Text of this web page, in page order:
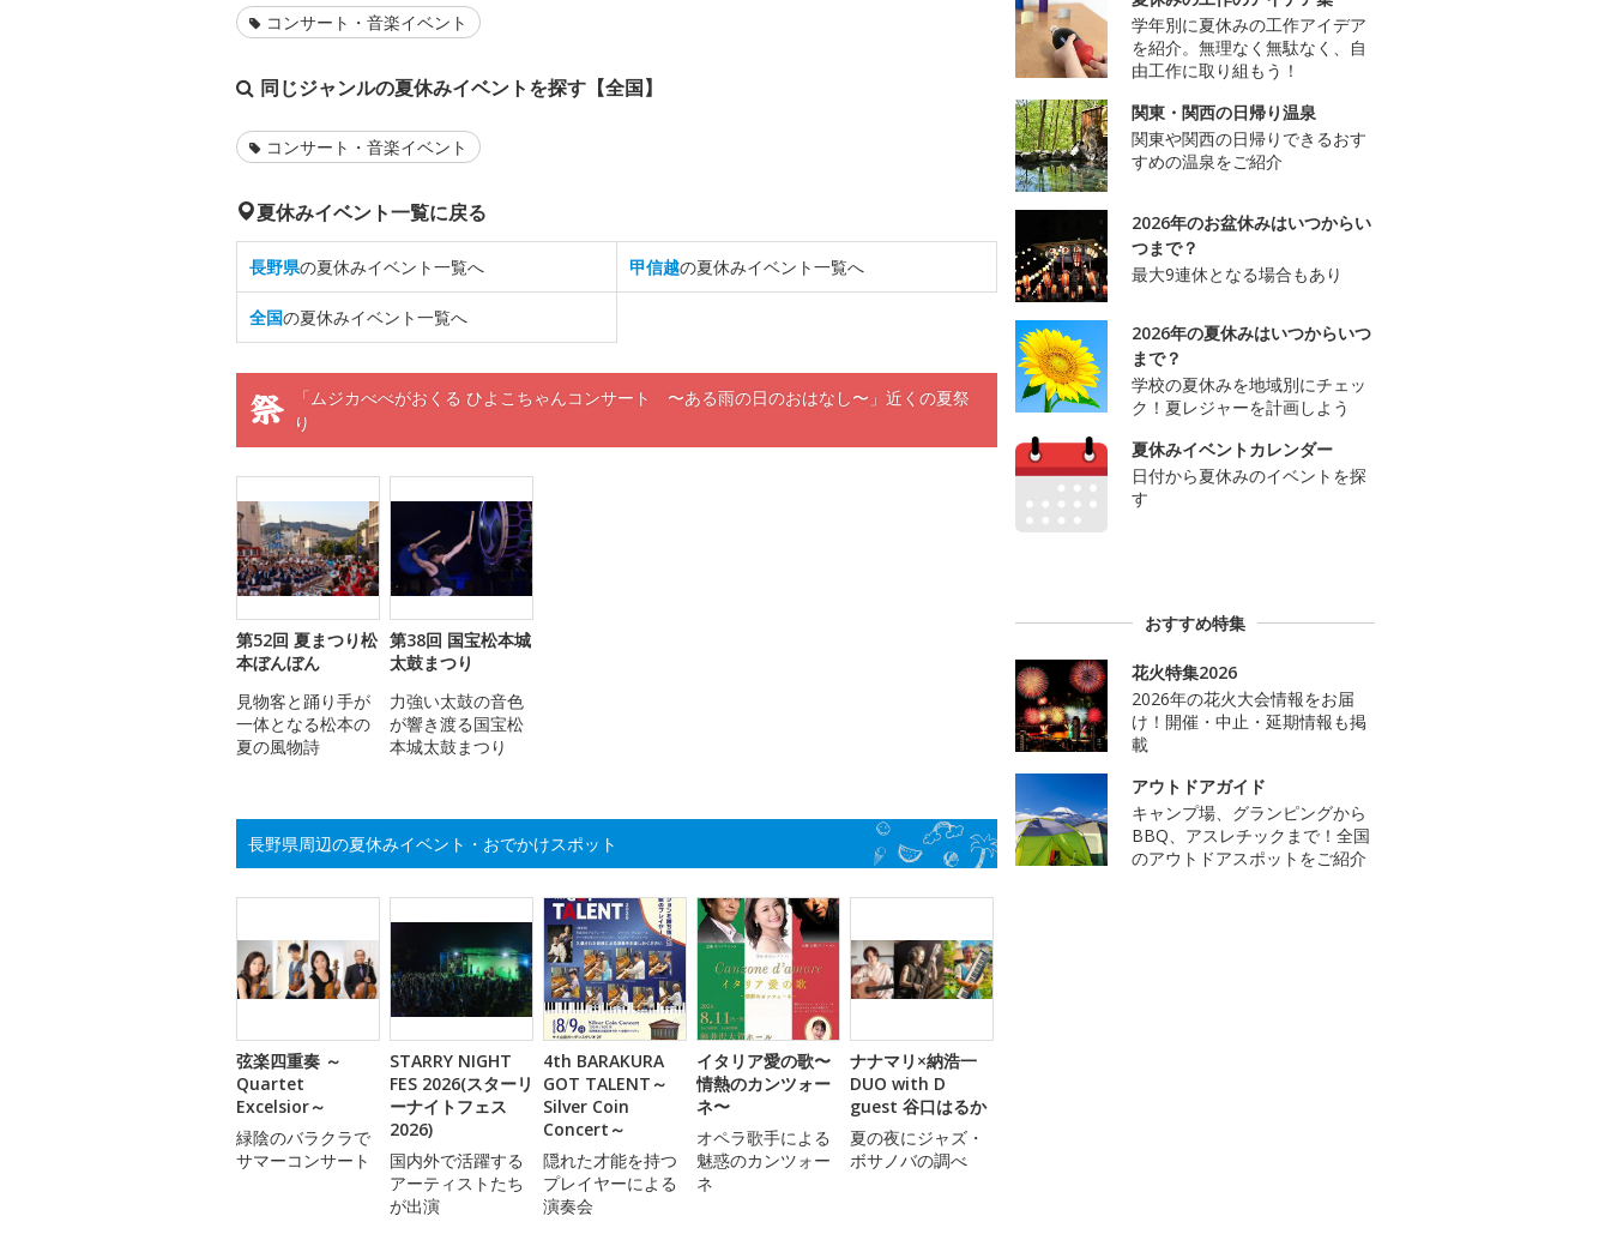
コンサート・音楽イベント
同じジャンルの夏休みイベントを探す【全国】
コンサート・音楽イベント
夏休みイベント一覧に戻る
長野県の夏休みイベント一覧へ 甲信越の夏休みイベント一覧へ
全国の夏休みイベント一覧へ
「ムジカべべがおくる ひよこちゃんコンサート 〜ある雨の日のおはなし〜」近くの夏祭
り
第52回 夏まつり松
本ぼんぼん
見物客と踊り手が
一体となる松本の
夏の風物詩
第38回 国宝松本城
太鼓まつり
力強い太鼓の音色
が響き渡る国宝松
本城太鼓まつり
長野県周辺の夏休みイベント・おでかけスポット
弦楽四重奏 ～
Quartet
Excelsior～
緑陰のバラクラで
サマーコンサート
STARRY NIGHT
FES 2026(スターリ
ーナイトフェス
2026)
国内外で活躍する
アーティストたち
が出演
4th BARAKURA
GOT TALENT～
Silver Coin
Concert～
隠れた才能を持つ
プレイヤーによる
演奏会
イタリア愛の歌〜
情熱のカンツォー
ネ〜
オペラ歌手による
魅惑のカンツォー
ネ
ナナマリ×納浩一
DUO with D
guest 谷口はるか
夏の夜にジャズ・
ボサノバの調べ
学年別に夏休みの工作アイデア
を紹介。無理なく無駄なく、自
由工作に取り組もう！
関東・関西の日帰り温泉
関東や関西の日帰りできるおす
すめの温泉をご紹介
2026年のお盆休みはいつからい
つまで？
最大9連休となる場合もあり
2026年の夏休みはいつからいつ
まで？
学校の夏休みを地域別にチェッ
ク！夏レジャーを計画しよう
夏休みイベントカレンダー
日付から夏休みのイベントを探
す
おすすめ特集
花火特集2026
2026年の花火大会情報をお届
け！開催・中止・延期情報も掲
載
アウトドアガイド
キャンプ場、グランピングから
BBQ、アスレチックまで！全国
のアウトドアスポットをご紹介